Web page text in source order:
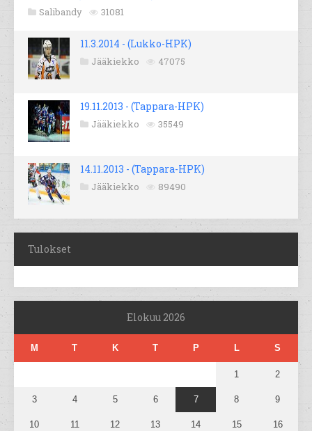
Salibandy 31081
11.3.2014 - (Lukko-HPK)
Jääkiekko 47075
19.11.2013 - (Tappara-HPK)
Jääkiekko 35549
14.11.2013 - (Tappara-HPK)
Jääkiekko 89490
Tulokset
Elokuu 2026
M T K T P L S
1 2
3 4 5 6 7 8 9
10 11 12 13 14 15 16